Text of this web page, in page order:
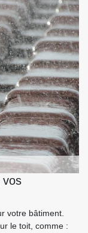
vos
votre bâtiment.
le toit, comme :